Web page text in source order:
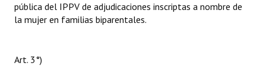
pública del IPPV de adjudicaciones inscriptas a nombre de
la mujer en familias biparentales.
Art. 3°)